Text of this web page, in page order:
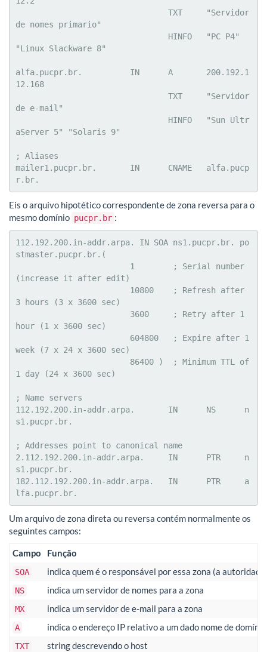
de nomes primario"
"Linux Slackware 8"
alfa.pucpr.br.		IN	A	200.192.1
12.168
de e-mail"
aServer 5" "Solaris 9"
; Aliases
mailer1.pucpr.br.	IN	CNAME	alfa.pucp
r.br.
Eis o arquivo hipotético correspondente de zona reversa para o
mesmo domínio pucpr.br :
112.192.200.in-addr.arpa. IN SOA ns1.pucpr.br. po
stmaster.pucpr.br.(
(increase it after edit)
3 hours (3 x 3600 sec)
hour (1 x 3600 sec)
week (7 x 24 x 3600 sec)
1 day (24 x 3600 sec)
; Name servers
112.192.200.in-addr.arpa.	IN	NS	n
s1.pucpr.br.
; Addresses point to canonical name
2.112.192.200.in-addr.arpa.	IN	PTR	n
s1.pucpr.br.
182.112.192.200.in-addr.arpa.	IN	PTR	a
lfa.pucpr.br.
Um arquivo de zona direta ou reversa contém normalmente os
seguintes campos:
Campo Função
SOA indica quem é o responsável por essa zona (a
NS indica um servidor de nomes para a zona
MX indica um servidor de e-mail para a zona
A indica o endereço IP relativo a um dado nome de
TXT string descrevendo o host